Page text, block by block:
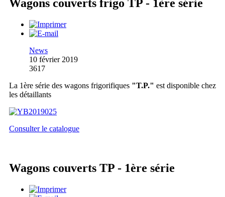
Wagons couverts frigo TP - 1ère série
News
10 février 2019
3617
La 1ère série des wagons frigorifiques "T.P." est disponible chez
les détaillants
Consulter le catalogue
Wagons couverts TP - 1ère série